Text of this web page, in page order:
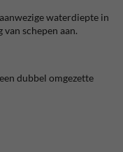
waterdiepte in
schepen aan.
dubbel omgezette